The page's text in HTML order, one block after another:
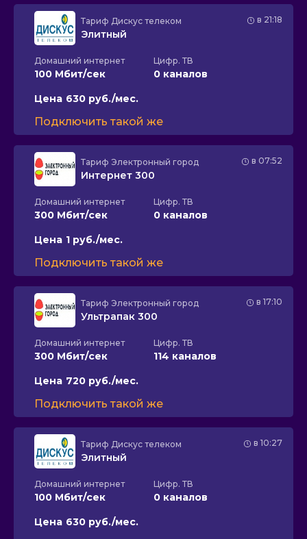
в 21:18
Тариф Дискус телеком
Элитный
Домашний интернет
100 Мбит/сек
Цифр. ТВ
0 каналов
Цена 630 руб./мес.
Подключить такой же
в 07:52
Тариф Электронный город
Интернет 300
Домашний интернет
300 Мбит/сек
Цифр. ТВ
0 каналов
Цена 1 руб./мес.
Подключить такой же
в 17:10
Тариф Электронный город
Ультрапак 300
Домашний интернет
300 Мбит/сек
Цифр. ТВ
114 каналов
Цена 720 руб./мес.
Подключить такой же
в 10:27
Тариф Дискус телеком
Элитный
Домашний интернет
100 Мбит/сек
Цифр. ТВ
0 каналов
Цена 630 руб./мес.